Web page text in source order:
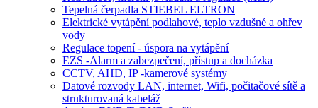
Tepelná čerpadla STIEBEL ELTRON
Elektrické vytápění podlahové, teplo vzdušné a ohřev
vody
Regulace topení - úspora na vytápění
EZS -Alarm a zabezpečení, přístup a docházka
CCTV, AHD, IP -kamerové systémy
Datové rozvody LAN, internet, Wifi, počitačové sítě a
strukturovaná kabeláž